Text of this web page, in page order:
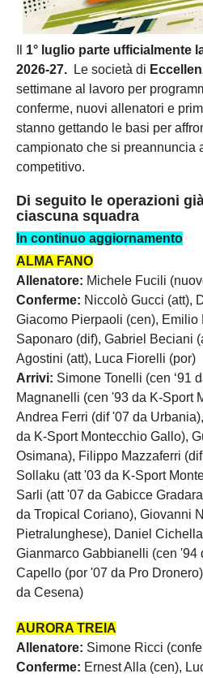
1° luglio parte ufficialmente
2026-27.
Le società di
settimane al lavoro per
conferme, nuovi allenatori e
stanno gettando le basi per
campionato che si preannuncia
competitivo.
Di seguito le operazioni
ciascuna squadra
In continuo aggiornamento
ALMA FANO
Allenatore: Michele Fucili
Conferme: Niccolò Gucci (att),
Giacomo Pierpaoli (cen), Emilio
Saponaro (dif), Gabriel Beciani
Agostini (att), Luca Fiorelli (por)
Arrivi: Simone Tonelli (cen ‘91
Magnanelli (cen '93 da K-Sport
Andrea Ferri (dif '07 da
da K-Sport Montecchio Gallo),
Osimana), Filippo Mazzaferri
Sollaku (att '03 da K-Sport
Sarli (att '07 da Gabicce
da Tropical Coriano), Giovanni
Pietralunghese), Daniel
Gianmarco Gabbianelli (cen '94
Capello (por '07 da Pro
da Cesena)
AURORA TREIA
Allenatore: Simone Ricci
Conferme: Ernest Alla (cen),